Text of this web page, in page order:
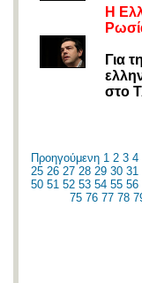
Η
Για
στο
Προηγούμενη 1 2 3 4
25 26 27 28 29 30 31
50 51 52 53 54 55 56
75 76 77 78